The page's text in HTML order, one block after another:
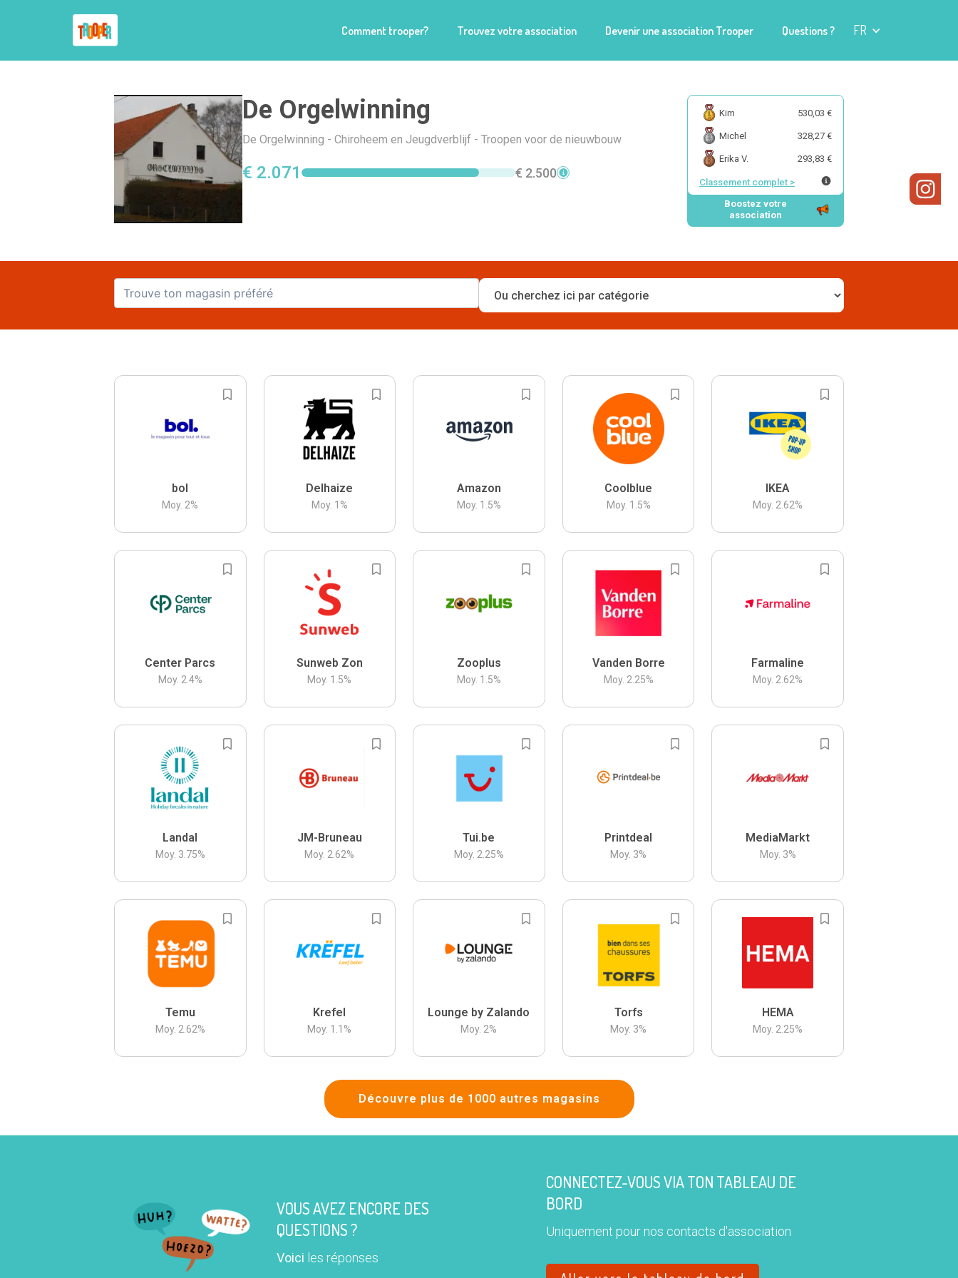
Comment trooper? Trouvez votre association Devenir une association Trooper Questions ? FR
De Orgelwinning
De Orgelwinning - Chiroheem en Jeugdverblijf - Troopen voor de nieuwbouw
€ 2.071 € 2.500
Kim 530,03 €
Michel 328,27 €
Erika V. 293,83 €
Classement complet >
Boostez votre
association
bol
Moy. 2%
Delhaize
Moy. 1 %
Amazon
Moy. 1.5%
Coolblue
Moy. 1.5%
IKEA
Moy. 2.62%
Center Parcs
Moy. 2.4%
Sunweb Zon
Moy. 1.5%
Zooplus
Moy. 1.5%
Vanden Borre
Moy. 2.25%
Farmaline
Moy. 2.62%
Landal
Moy. 3.75%
JM-Bruneau
Moy. 2.62%
Tui.be
Moy. 2.25%
Printdeal
Moy. 3%
MediaMarkt
Moy. 3%
Temu
Moy. 2.62%
Krefel
Moy. 1.1 %
Lounge by Zalando
Moy. 2%
Torfs
Moy. 3%
HEMA
Moy. 2.25%
Découvre plus de 1000 autres magasins
VOUS AVEZ ENCORE DES
QUESTIONS ?
Voici les réponses
CONNECTEZ-VOUS VIA TON TABLEAU DE
BORD
Uniquement pour nos contacts d'association